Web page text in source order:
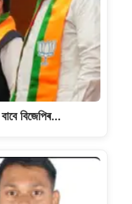
বিজেপিৰ…